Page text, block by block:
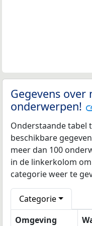
Gegevens over
onderwerpen!
Onderstaande tabel
beschikbare
meer dan 100
in de linkerkolom
categorie weer te
Categorie
Omgeving